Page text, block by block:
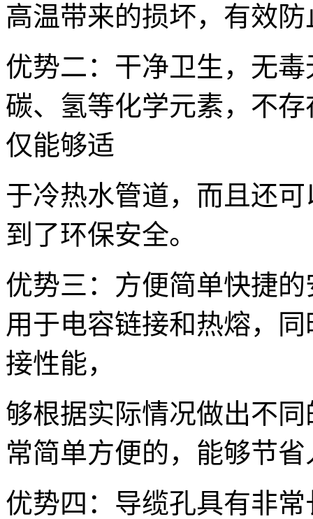
高温带来的损坏，有效
优势二：干净卫生，无
碳、氢等化学元素，不
仅能够适
于冷热水管道，而且还
到了环保安全。
优势三：方便简单快捷
用于电容链接和热熔，
接性能，
够根据实际情况做出不
常简单方便的，能够节
优势四：导缆孔具有非